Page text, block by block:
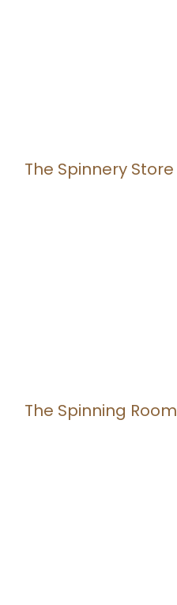
The Spinnery Store
The Spinning Room